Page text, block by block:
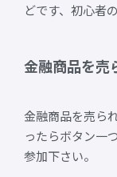
どです、初心者
金融商品を売
金融商品を売ら
ったらボタン一
参加下さい。